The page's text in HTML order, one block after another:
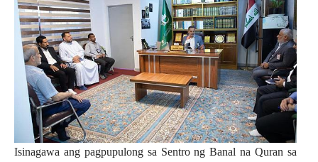
Isinagawa ang pagpupulong sa Sentro ng Banal na Quran sa